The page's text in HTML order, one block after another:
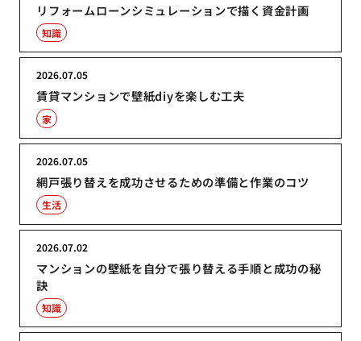
リフォームローンシミュレーションで描く資金計画
知識
賃貸マンションで壁紙diyを楽しむ工夫
2026.07.05
家
網戸張り替えを成功させるための準備と作業のコツ
2026.07.05
生活
マンションの壁紙を自分で張り替える手順と成功の秘
訣
2026.07.02
知識